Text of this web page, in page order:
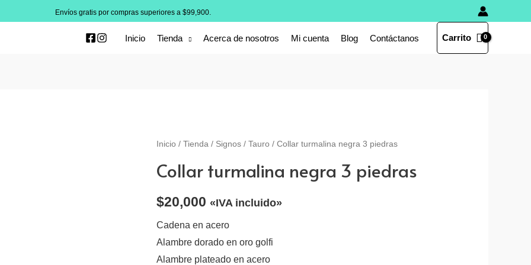
Envíos gratis por compras superiores a $99,900.
Inicio Tienda Acerca de nosotros Mi cuenta Blog Contáctanos Carrito
Inicio / Tienda / Signos / Tauro / Collar turmalina negra 3 piedras
Collar turmalina negra 3 piedras
$20,000 «IVA incluido»
Cadena en acero
Alambre dorado en oro golfi
Alambre plateado en acero